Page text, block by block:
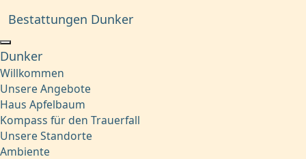
Bestattungen Dunker
Dunker
Willkommen
Unsere Angebote
Haus Apfelbaum
Kompass für den Trauerfall
Unsere Standorte
Ambiente